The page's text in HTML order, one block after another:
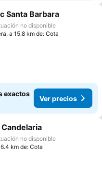
a favoritos
Santa Barbara
no disponible
a 15.8 km de: Cota
exactos
Ver precios
a favoritos
no disponible
km de: Cota